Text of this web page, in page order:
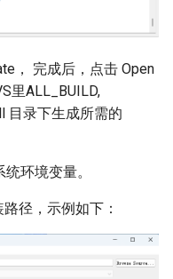
， 完成后，点击 Open
里ALL_BUILD,
目录下生成所需的
环境变量。
径，示例如下：